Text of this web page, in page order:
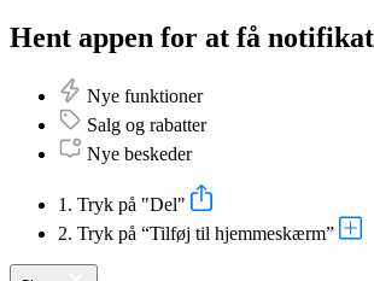
Hent appen for at få
Nye funktioner
Salg og rabatter
Nye beskeder
1. Tryk på "Del"
2. Tryk på “Tilføj til hjemmeskærm”